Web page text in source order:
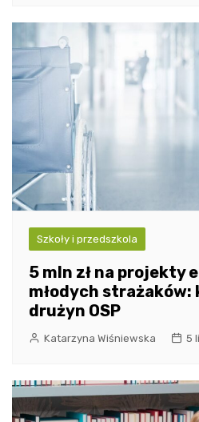
Szkoły i przedszkola
5 mln zł na projekty
młodych strażaków:
drużyn OSP
Katarzyna Wiśniewska 5